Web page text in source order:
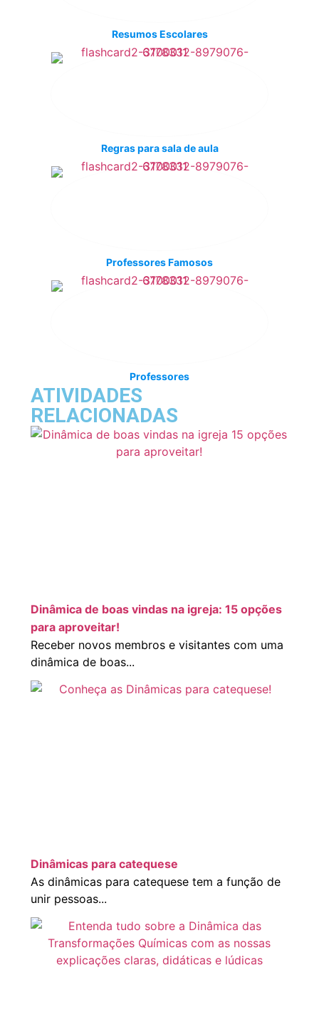
Resumos Escolares
Regras para sala de aula
Professores Famosos
Professores
ATIVIDADES
RELACIONADAS
Dinâmica de boas vindas na igreja: 15 opções
para aproveitar!
Receber novos membros e visitantes com uma
dinâmica de boas...
Dinâmicas para catequese
As dinâmicas para catequese tem a função de
unir pessoas...